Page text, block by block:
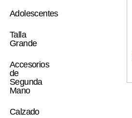
Adolescentes
Talla
Grande
Accesorios
de
Segunda
Mano
Calzado